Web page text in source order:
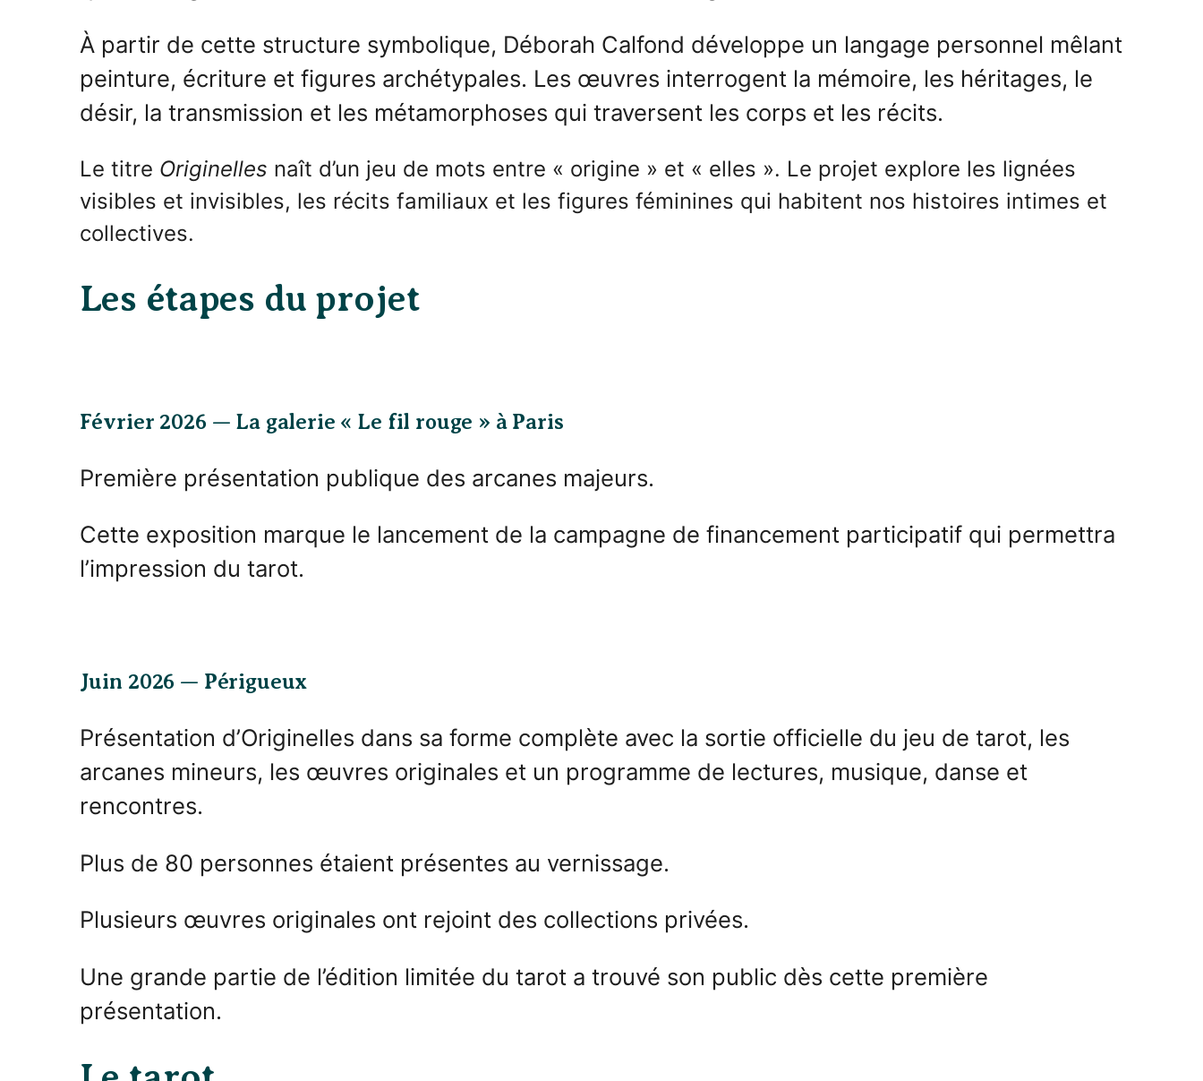
À partir de cette structure symbolique, Déborah Calfond développe un langage personnel mêlant
peinture, écriture et figures archétypales. Les œuvres interrogent la mémoire, les héritages, le
désir, la transmission et les métamorphoses qui traversent les corps et les récits.
Le titre Originelles naît d’un jeu de mots entre « origine » et « elles ». Le projet explore les lignées
visibles et invisibles, les récits familiaux et les figures féminines qui habitent nos histoires intimes et
collectives.
Les étapes du projet
Février 2026 — La galerie « Le fil rouge » à Paris
Première présentation publique des arcanes majeurs.
Cette exposition marque le lancement de la campagne de financement participatif qui permettra
l’impression du tarot.
Juin 2026 — Périgueux
Présentation d’Originelles dans sa forme complète avec la sortie officielle du jeu de tarot, les
arcanes mineurs, les œuvres originales et un programme de lectures, musique, danse et
rencontres.
Plus de 80 personnes étaient présentes au vernissage.
Plusieurs œuvres originales ont rejoint des collections privées.
Une grande partie de l’édition limitée du tarot a trouvé son public dès cette première
présentation.